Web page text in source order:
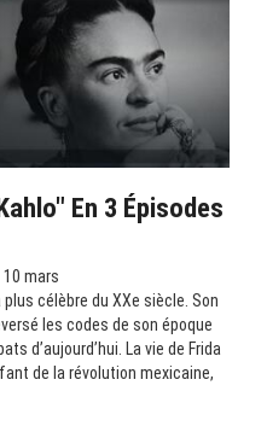
En 3 Épisodes
10 mars
célèbre du XXe siècle. Son
les codes de son époque
d’aujourd’hui. La vie de Frida
de la révolution mexicaine,